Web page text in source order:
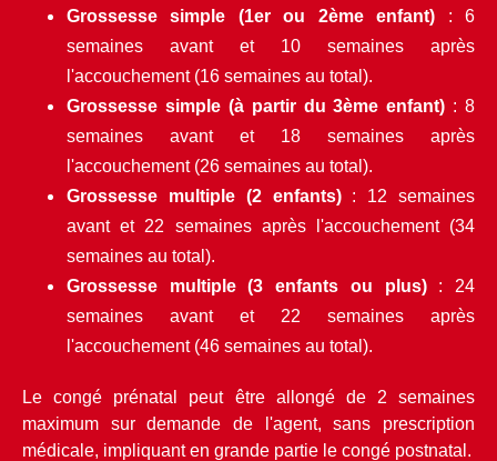
Grossesse simple (1er ou 2ème enfant) : 6
semaines avant et 10 semaines après
l'accouchement (16 semaines au total).
Grossesse simple (à partir du 3ème enfant) : 8
semaines avant et 18 semaines après
l'accouchement (26 semaines au total).
Grossesse multiple (2 enfants) : 12 semaines
avant et 22 semaines après l'accouchement (34
semaines au total).
Grossesse multiple (3 enfants ou plus) : 24
semaines avant et 22 semaines après
l'accouchement (46 semaines au total).
Le congé prénatal peut être allongé de 2 semaines
maximum sur demande de l'agent, sans prescription
médicale, impliquant en grande partie le congé postnatal.